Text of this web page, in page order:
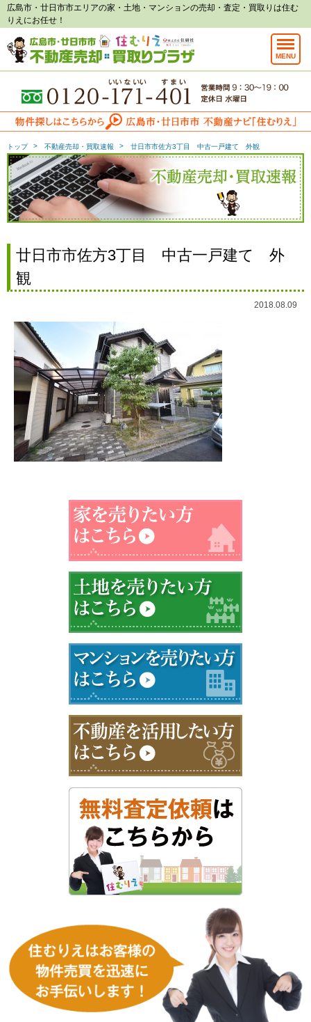
広島市・廿日市市エリアの家・土地・マンションの売却・査定・買取りは住む
りえにお任せ！
MENU
トップ 不動産売却・買取速報 廿日市市佐方3丁目 中古一戸建て 外観
廿日市市佐方3丁目 中古一戸建て 外
観
2018.08.09